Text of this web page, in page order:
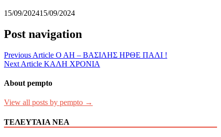
15/09/202415/09/2024
Post navigation
Previous Article Ο ΑΗ – ΒΑΣΙΛΗΣ ΗΡΘΕ ΠΑΛΙ !
Next Article ΚΑΛΗ ΧΡΟΝΙΑ
About pempto
View all posts by pempto →
ΤΕΛΕΥΤΑΙΑ ΝΕΑ